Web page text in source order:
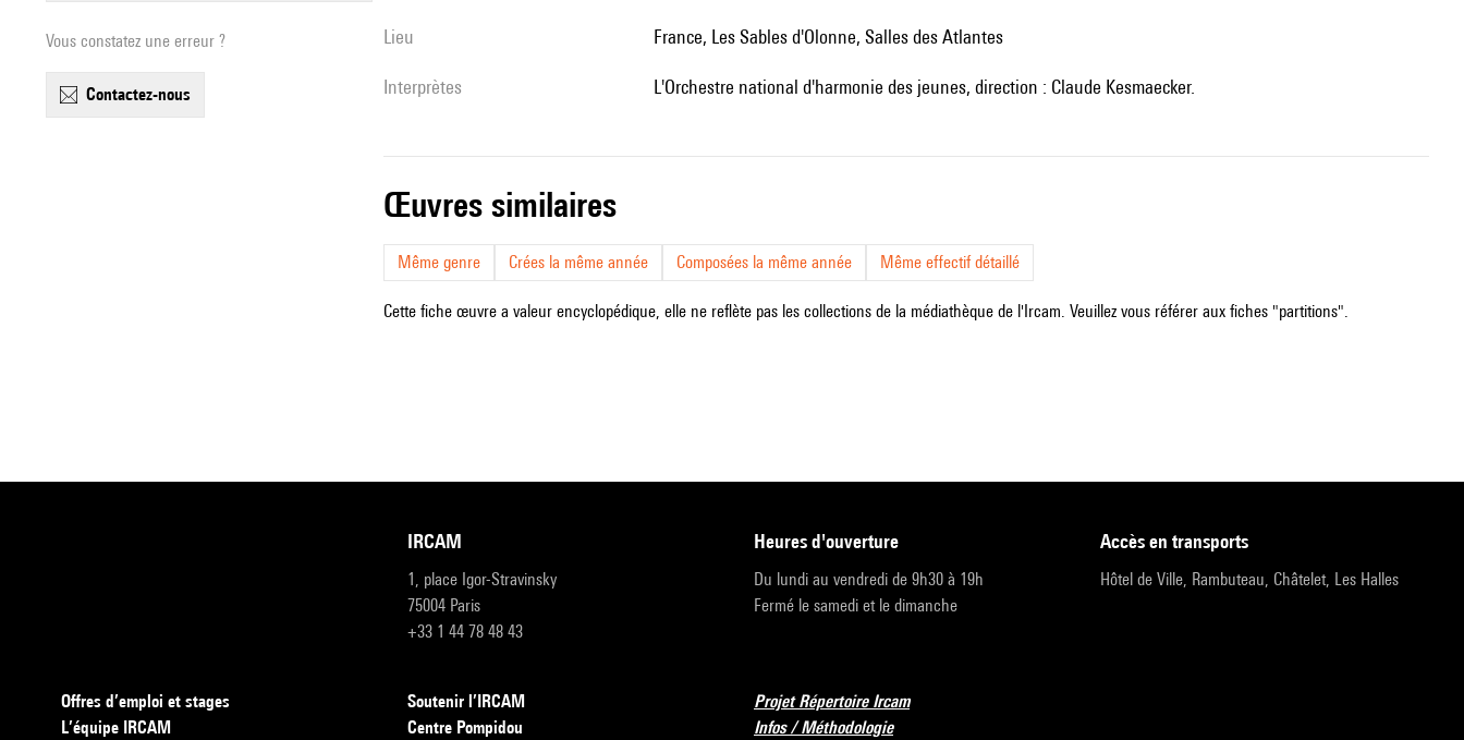
Vous constatez une erreur ?
contactez-nous
lieu France, Les Sables d'Olonne, Salles des Atlantes
interprètes l'Orchestre national d'harmonie des jeunes, direction : Claude Kesmaecker.
œuvres similaires
Même genre Crées la même année Composées la même année Même effectif détaillé
Cette fiche œuvre a valeur encyclopédique, elle ne reflète pas les collections de la médiathèque de l'Ircam. Veuillez vous référer aux fiches "partitions".
IRCAM
1, place Igor-Stravinsky
75004 Paris
+33 1 44 78 48 43
heures d'ouverture
Du lundi au vendredi de 9h30 à 19h
Fermé le samedi et le dimanche
accès en transports
Hôtel de Ville, Rambuteau, Châtelet, Les Halles
Offres d’emploi et stages
L’équipe IRCAM
Soutenir l’IRCAM
Centre Pompidou
Projet Répertoire Ircam
Infos / Méthodologie